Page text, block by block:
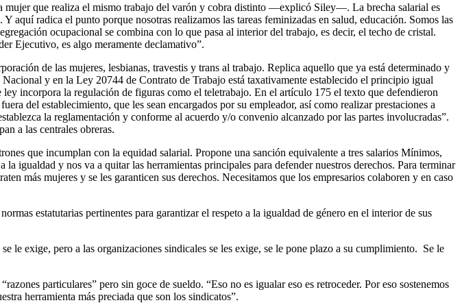
mujer que realiza el mismo trabajo del varón y cobra distinto —explicó Siley—. La brecha salarial es
aquí radica el punto porque nosotras realizamos las tareas feminizadas en salud, educación. Somos las
ocupacional se combina con lo que pasa al interior del trabajo, es decir, el techo de cristal.
Ejecutivo, es algo meramente declamativo”.
de las mujeres, lesbianas, travestis y trans al trabajo. Replica aquello que ya está determinado y
y en la Ley 20744 de Contrato de Trabajo está taxativamente establecido el principio igual
incorpora la regulación de figuras como el teletrabajo. En el artículo 175 el texto que defendieron
del establecimiento, que les sean encargados por su empleador, así como realizar prestaciones a
la reglamentación y conforme al acuerdo y/o convenio alcanzado por las partes involucradas”.
a las centrales obreras.
que incumplan con la equidad salarial. Propone una sanción equivalente a tres salarios Mínimos,
igualdad y nos va a quitar las herramientas principales para defender nuestros derechos. Para terminar
más mujeres y se les garanticen sus derechos. Necesitamos que los empresarios colaboren y en caso
estatutarias pertinentes para garantizar el respeto a la igualdad de género en el interior de sus
le exige, pero a las organizaciones sindicales se les exige, se le pone plazo a su cumplimiento. Se le
particulares” pero sin goce de sueldo. “Eso no es igualar eso es retroceder. Por eso sostenemos
herramienta más preciada que son los sindicatos”.